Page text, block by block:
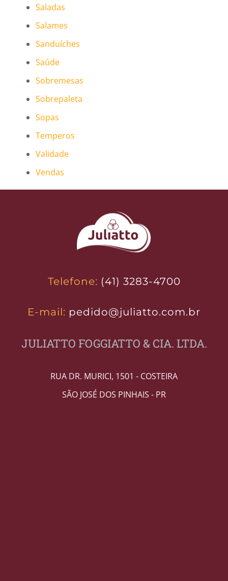
Saladas
Salames
Sanduíches
Saúde
Sobremesas
Sobrepaleta
Sopas
Temperos
Validade
Vendas
Telefone: (41) 3283-4700
E-mail: pedido@juliatto.com.br
JULIATTO FOGGIATTO & CIA. LTDA.
RUA DR. MURICI, 1501 - COSTEIRA
SÃO JOSÉ DOS PINHAIS - PR